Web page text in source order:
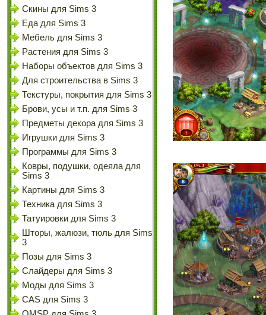
Скины для Sims 3
Еда для Sims 3
Мебель для Sims 3
Растения для Sims 3
Наборы объектов для Sims 3
Для строительства в Sims 3
Текстуры, покрытия для Sims 3
Брови, усы и т.п. для Sims 3
Предметы декора для Sims 3
Игрушки для Sims 3
Программы для Sims 3
Ковры, подушки, одеяла для
Sims 3
Картины для Sims 3
Техника для Sims 3
Татуировки для Sims 3
Шторы, жалюзи, тюль для Sims
3
Позы для Sims 3
Слайдеры для Sims 3
Моды для Sims 3
CAS для Sims 3